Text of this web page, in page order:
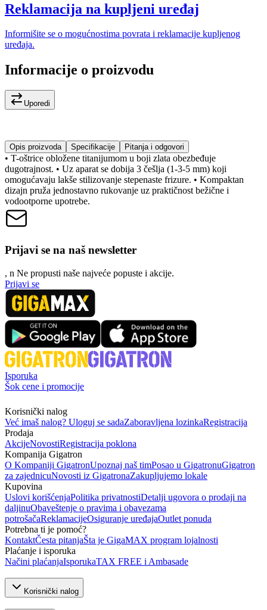
Reklamacija na kupljeni uređaj
Informišite se o mogućnostima povrata i reklamacije kupljenog
uređaja.
Informacije o proizvodu
Uporedi
Opis proizvoda Specifikacije Pitanja i odgovori
• T-oštrice obložene titanijumom u boji zlata obezbeđuje
dugotrajnost. • Uz aparat se dobija 3 češlja (1-3-5 mm) koji
omogućavaju lakše stilizovanje stepenaste frizure. • Kompaktan
dizajn pruža jednostavno rukovanje uz praktičnost bežične i
vodootporne upotrebe.
Prijavi se na naš newsletter
, n Ne propusti naše najveće popuste i akcije.
Prijavi se
Isporuka
Šok cene i promocije
Korisnički nalog
Već imaš nalog? Uloguj se sadaZaboravljena lozinkaRegistracija
Prodaja
AkcijeNovostiRegistracija poklona
Kompanija Gigatron
O Kompaniji GigatronUpoznaj naš timPosao u GigatronuGigatron
za zajednicuNovosti iz GigatronaZakupljujemo lokale
Kupovina
Uslovi korišćenjaPolitika privatnostiDetalji ugovora o prodaji na
daljinuObaveštenje o pravima i obavezama
potrošačaReklamacijeOsiguranje uređajaOutlet ponuda
Potrebna ti je pomoć?
KontaktČesta pitanjaŠta je GigaMAX program lojalnosti
Plaćanje i isporuka
Načini plaćanjaIsporukaTAX FREE i Ambasade
Korisnički nalog